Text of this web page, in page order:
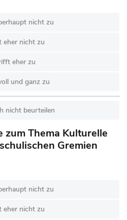
nicht zu
eher nicht zu
eher zu
und ganz zu
nicht beurteilen
Thema Kulturelle
Gremien
nicht zu
eher nicht zu